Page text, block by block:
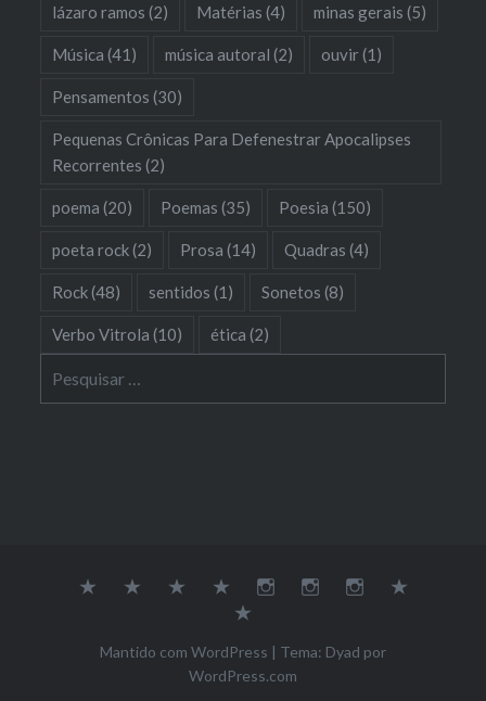
lázaro ramos (2) Matérias (4) minas gerais (5)
Música (41) música autoral (2) ouvir(1)
Pensamentos (30)
Pequenas Crônicas Para Defenestrar Apocalipses
Recorrentes (2)
poema (20) Poemas (35) Poesia (150)
poeta rock(2) Prosa (14) Quadras (4)
Rock(48) sentidos (1) Sonetos (8)
Verbo Vitrola (10) ética (2)
por:
Sobre Música Poesia Soundcloud
YoutubeInstagram
Dona
Mantido com WordPress | Tema: Dyad por
WordPress.com